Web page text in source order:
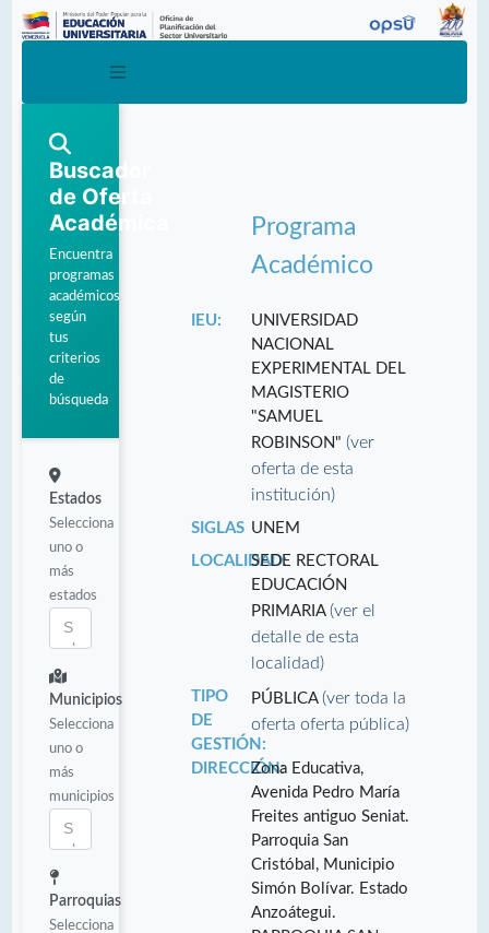
Buscador
de Oferta
Académica
Encuentra
programas
académicos
según
tus
criterios
de
búsqueda
Estados
Selecciona
uno o
más
estados
Municipios
Selecciona
uno o
más
municipios
Parroquias
Selecciona
Programa
Académico
IEU:
UNIVERSIDAD
NACIONAL
EXPERIMENTAL DEL
MAGISTERIO
"SAMUEL
ROBINSON"(ver
oferta de esta
institución)
SIGLAS UNEM
LOCALIDAD:SEDE RECTORAL
EDUCACIÓN
PRIMARIA(ver el
detalle de esta
localidad)
TIPO
DE
GESTIÓN:
PÚBLICA(ver toda la
oferta oferta pública)
DIRECCIÓN:Zona Educativa,
Avenida Pedro María
Freites antiguo Seniat.
Parroquia San
Cristóbal, Municipio
Simón Bolívar. Estado
Anzoátegui.